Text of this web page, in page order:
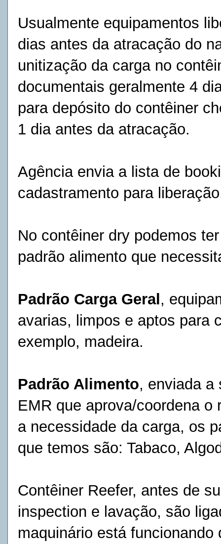
Usualmente equipamentos
dias antes da atracação do
unitização da carga no
documentais geralmente 4
para depósito do contêiner
1 dia antes da atracação.
Agência envia a lista de
cadastramento para
No contêiner dry podemos
padrão alimento que
Padrão Carga Geral ,
avarias, limpos e aptos para
exemplo, madeira.
Padrão Alimento, enviada a
EMR que aprova/coordena o
a necessidade da carga, os
que temos são: Tabaco,
Contêiner Reefer, antes de
inspection e lavação, são
maquinário está